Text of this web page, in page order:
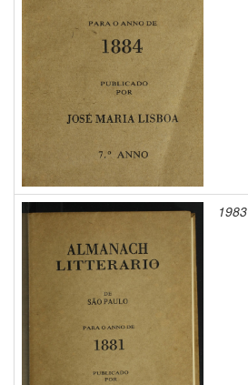
1983